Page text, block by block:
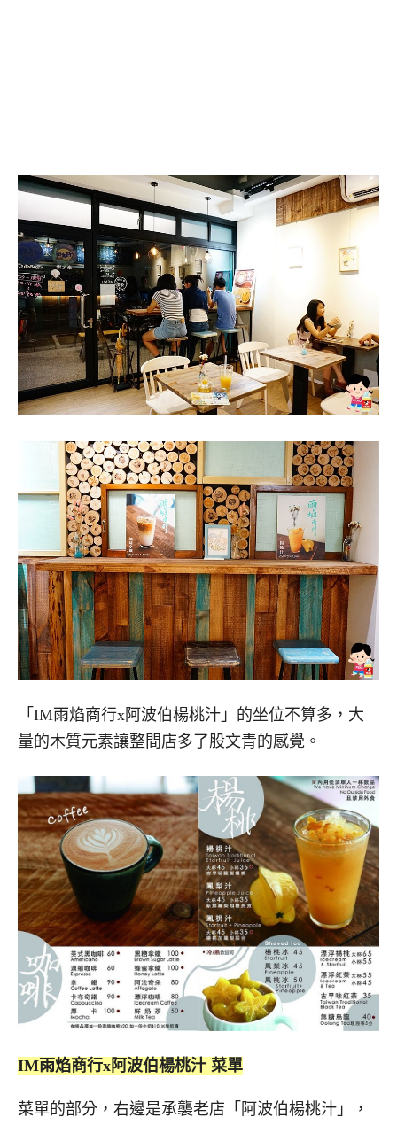
「IM雨焰商行x阿波伯楊桃汁」的坐位不算多，大
量的木質元素讓整間店多了股文青的感覺。
IM雨焰商行x阿波伯楊桃汁 菜單
菜單的部分，右邊是承襲老店「阿波伯楊桃汁」，